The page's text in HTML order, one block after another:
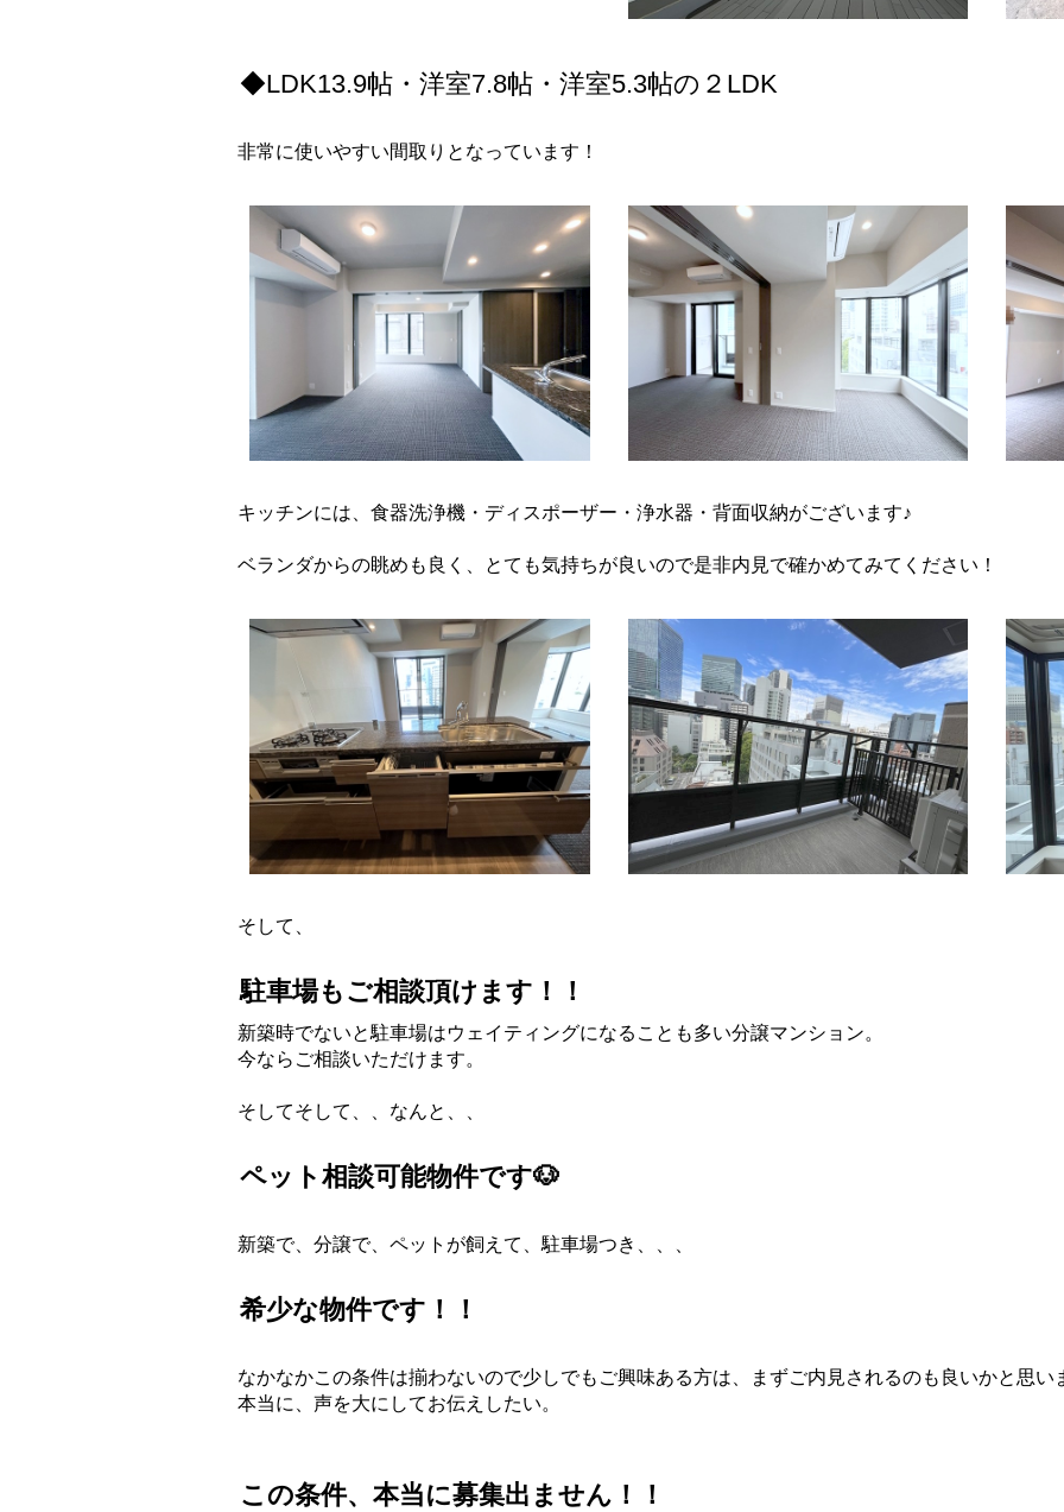
◆LDK13.9帖・洋室7.8帖・洋室5.3帖の２LDK
非常に使いやすい間取りとなっています！
キッチンには、食器洗浄機・ディスポーザー・浄水器・背面収納がございます♪
ベランダからの眺めも良く、とても気持ちが良いので是非内見で確かめてみてください！
そして、
駐車場もご相談頂けます！！
新築時でないと駐車場はウェイティングになることも多い分譲マンション。
今ならご相談いただけます。
そしてそして、、なんと、、
ペット相談可能物件です🐶
新築で、分譲で、ペットが飼えて、駐車場つき、、、
希少な物件です！！
なかなかこの条件は揃わないので少しでもご興味ある方は、まずご内見されるのも良いかと思い
本当に、声を大にしてお伝えしたい。
この条件、本当に募集出ません！！